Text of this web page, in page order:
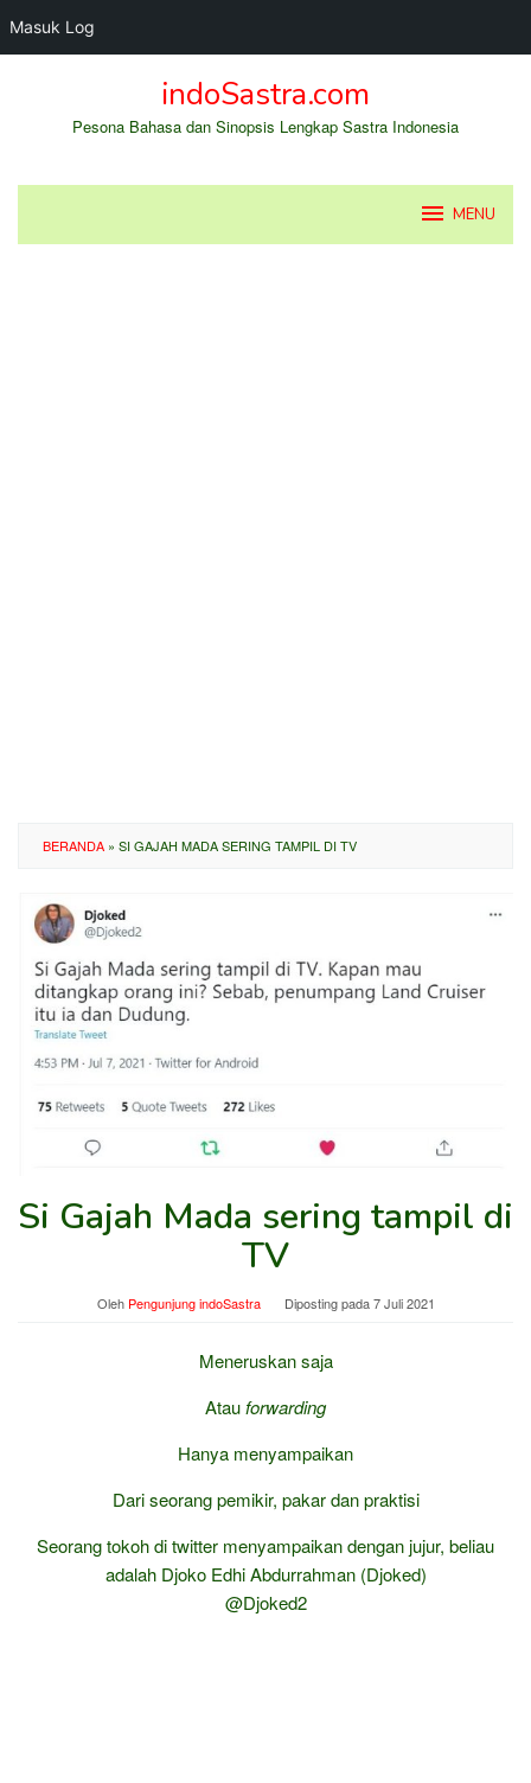
Masuk Log
indoSastra.com
Pesona Bahasa dan Sinopsis Lengkap Sastra Indonesia
MENU
BERANDA » SI GAJAH MADA SERING TAMPIL DI TV
Si Gajah Mada sering tampil di
TV
Oleh Pengunjung indoSastra Diposting pada7 Juli 2021
Meneruskan saja
Atauforwarding
Hanya menyampaikan
Dari seorang pemikir, pakar dan praktisi
Seorang tokoh di twitter menyampaikan dengan jujur, beliau
adalah Djoko Edhi Abdurrahman (Djoked)
@Djoked2